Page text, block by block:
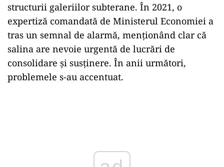
structurii galeriilor subterane. În 2021, o
expertiză comandată de Ministerul Economiei a
tras un semnal de alarmă, menționând clar că
salina are nevoie urgentă de lucrări de
consolidare și susținere. În anii următori,
problemele s-au accentuat.